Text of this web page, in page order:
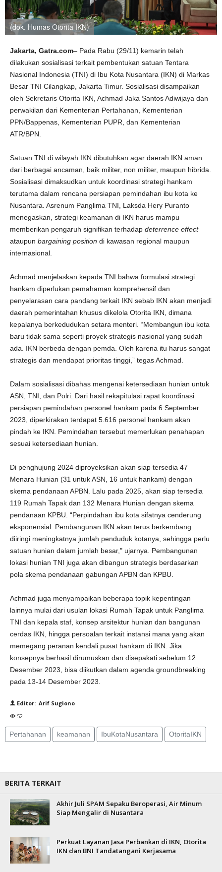
(dok. Humas Otorita IKN)
Jakarta, Gatra.com– Pada Rabu (29/11) kemarin telah
dilakukan sosialisasi terkait pembentukan satuan Tentara
Nasional Indonesia (TNI) di Ibu Kota Nusantara (IKN) di Markas
Besar TNI Cilangkap, Jakarta Timur. Sosialisasi disampaikan
oleh Sekretaris Otorita IKN, Achmad Jaka Santos Adiwijaya dan
perwakilan dari Kementerian Pertahanan, Kementerian
PPN/Bappenas, Kementerian PUPR, dan Kementerian
ATR/BPN.
Satuan TNI di wilayah IKN dibutuhkan agar daerah IKN aman
dari berbagai ancaman, baik militer, non militer, maupun hibrida.
Sosialisasi dimaksudkan untuk koordinasi strategi hankam
terutama dalam rencana persiapan pemindahan ibu kota ke
Nusantara. Asrenum Panglima TNI, Laksda Hery Puranto
menegaskan, strategi keamanan di IKN harus mampu
memberikan pengaruh signifikan terhadap deterrence effect
ataupun bargaining position di kawasan regional maupun
internasional.
Achmad menjelaskan kepada TNI bahwa formulasi strategi
hankam diperlukan pemahaman komprehensif dan
penyelarasan cara pandang terkait IKN sebab IKN akan menjadi
daerah pemerintahan khusus dikelola Otorita IKN, dimana
kepalanya berkedudukan setara menteri. “Membangun ibu kota
baru tidak sama seperti proyek strategis nasional yang sudah
ada. IKN berbeda dengan pemda. Oleh karena itu harus sangat
strategis dan mendapat prioritas tinggi,” tegas Achmad.
Dalam sosialisasi dibahas mengenai ketersediaan hunian untuk
ASN, TNI, dan Polri. Dari hasil rekapitulasi rapat koordinasi
persiapan pemindahan personel hankam pada 6 September
2023, diperkirakan terdapat 5.616 personel hankam akan
pindah ke IKN. Pemindahan tersebut memerlukan penahapan
sesuai ketersediaan hunian.
Di penghujung 2024 diproyeksikan akan siap tersedia 47
Menara Hunian (31 untuk ASN, 16 untuk hankam) dengan
skema pendanaan APBN. Lalu pada 2025, akan siap tersedia
119 Rumah Tapak dan 132 Menara Hunian dengan skema
pendanaan KPBU. “Perpindahan ibu kota sifatnya cenderung
eksponensial. Pembangunan IKN akan terus berkembang
diiringi meningkatnya jumlah penduduk kotanya, sehingga perlu
satuan hunian dalam jumlah besar," ujarnya. Pembangunan
lokasi hunian TNI juga akan dibangun strategis berdasarkan
pola skema pendanaan gabungan APBN dan KPBU.
Achmad juga menyampaikan beberapa topik kepentingan
lainnya mulai dari usulan lokasi Rumah Tapak untuk Panglima
TNI dan kepala staf, konsep arsitektur hunian dan bangunan
cerdas IKN, hingga persoalan terkait instansi mana yang akan
memegang peranan kendali pusat hankam di IKN. Jika
konsepnya berhasil dirumuskan dan disepakati sebelum 12
Desember 2023, bisa diikutkan dalam agenda groundbreaking
pada 13-14 Desember 2023.
Editor: Arif Sugiono
52
Pertahanan keamanan IbuKotaNusantara OtoritaIKN
BERITA TERKAIT
Akhir Juli SPAM Sepaku Beroperasi, Air Minum
Siap Mengalir di Nusantara
Perkuat Layanan Jasa Perbankan di IKN, Otorita
IKN dan BNI Tandatangani Kerjasama